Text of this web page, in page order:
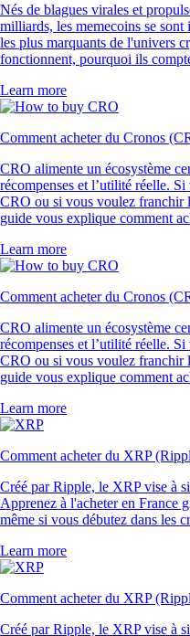
Nés de blagues virales et
milliards, les memecoins se sont
les plus marquants de l'univers
fonctionnent, pourquoi ils
Learn more
Comment acheter du Cronos
CRO alimente un écosystème
récompenses et l’utilité réelle.
CRO ou si vous voulez franchir
guide vous explique comment
Learn more
Comment acheter du Cronos
CRO alimente un écosystème
récompenses et l’utilité réelle.
CRO ou si vous voulez franchir
guide vous explique comment
Learn more
Comment acheter du XRP
Créé par Ripple, le XRP vise à
Apprenez à l'acheter en France
même si vous débutez dans les
Learn more
Comment acheter du XRP
Créé par Ripple, le XRP vise à